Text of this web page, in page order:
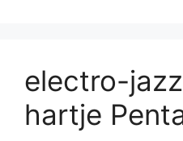
electro-
hartje